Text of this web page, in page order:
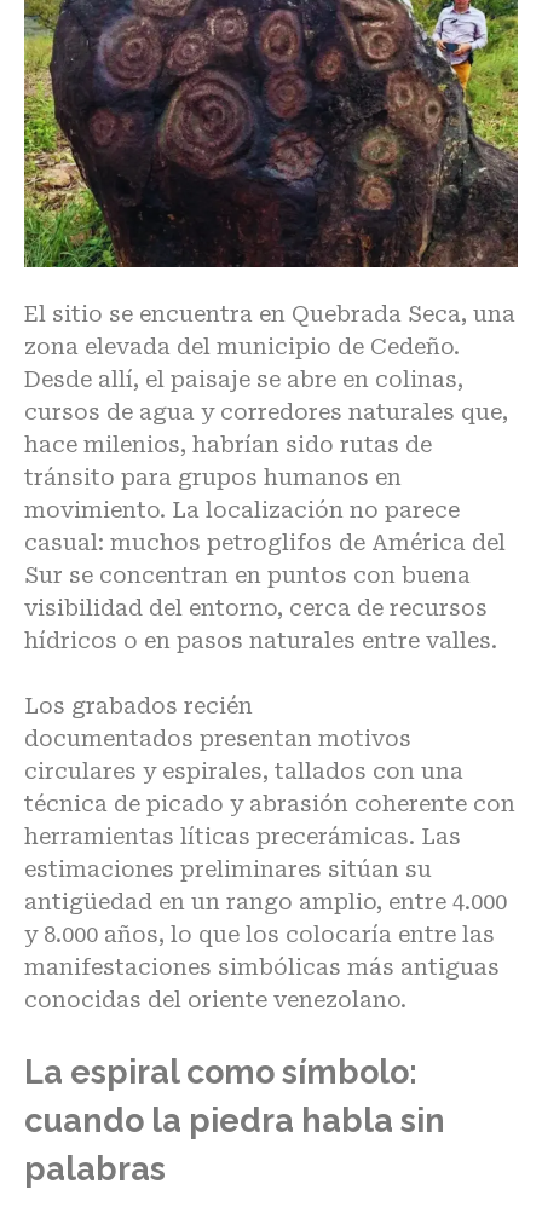
El sitio se encuentra en Quebrada Seca, una
zona elevada del municipio de Cedeño.
Desde allí, el paisaje se abre en colinas,
cursos de agua y corredores naturales que,
hace milenios, habrían sido rutas de
tránsito para grupos humanos en
movimiento. La localización no parece
casual: muchos petroglifos de América del
Sur se concentran en puntos con buena
visibilidad del entorno, cerca de recursos
hídricos o en pasos naturales entre valles.
Los grabados recién
documentados presentan motivos
circulares y espirales, tallados con una
técnica de picado y abrasión coherente con
herramientas líticas precerámicas. Las
estimaciones preliminares sitúan su
antigüedad en un rango amplio, entre 4.000
y 8.000 años, lo que los colocaría entre las
manifestaciones simbólicas más antiguas
conocidas del oriente venezolano.
La espiral como símbolo:
cuando la piedra habla sin
palabras